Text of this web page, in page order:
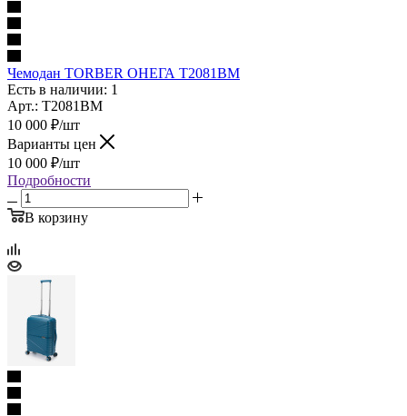
Чемодан TORBER ОНЕГА T2081BM
Есть в наличии: 1
Арт.: T2081BM
10 000 ₽/шт
Варианты цен
10 000 ₽/шт
Подробности
В корзину